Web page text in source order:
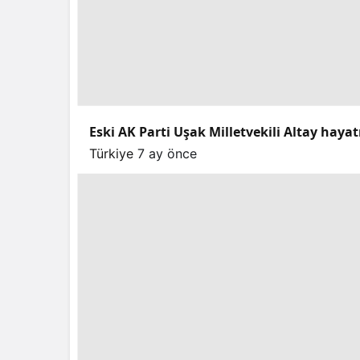
Eski AK Parti Uşak Milletvekili Altay
Türkiye 7 ay önce